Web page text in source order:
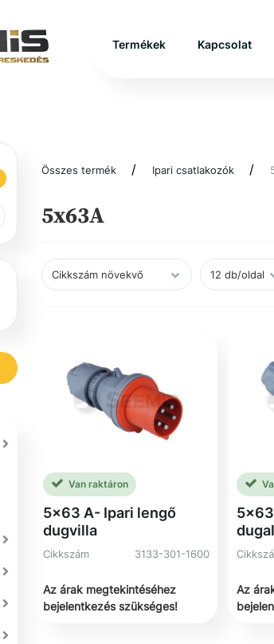
Termékek Kapcsolat
Összes termék Ipari csatlakozók
5x63A
Van raktáron
5x63 A- Ipari lengő
dugvilla
Cikkszám 3133-301-1600
Az árak megtekintéséhez
bejelentkezés szükséges!
Az